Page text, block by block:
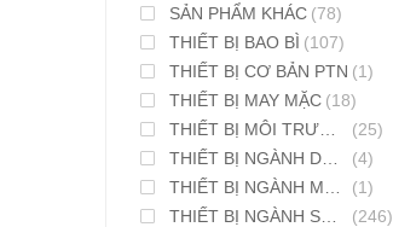
SẢN PHẨM KHÁC (78)
THIẾT BỊ BAO BÌ (107)
THIẾT BỊ CƠ BẢN PTN (1)
THIẾT BỊ MAY MẶC (18)
THIẾT BỊ MÔI TRƯỜNG
(25)
THIẾT BỊ NGÀNH DƯỢC PHẨM
(4)
THIẾT BỊ NGÀNH MỸ PHẨM
(1)
THIẾT BỊ NGÀNH SƠN MỰC IN
(246)